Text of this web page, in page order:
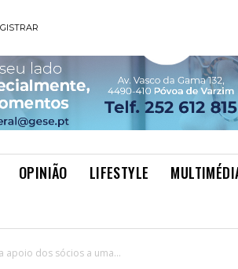
OPINIÃO LIFESTYLE
apoio dos sócios a uma...